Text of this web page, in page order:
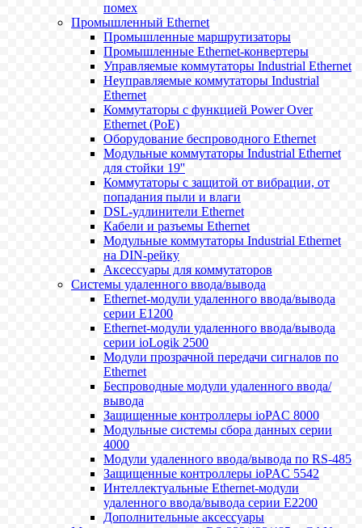
помех
Промышленный Ethernet
Промышленные маршрутизаторы
Промышленные Ethernet-конвертеры
Управляемые коммутаторы Industrial Ethernet
Неуправляемые коммутаторы Industrial
Ethernet
Коммутаторы с функцией Power Over
Ethernet (PoE)
Оборудование беспроводного Ethernet
Модульные коммутаторы Industrial Ethernet
для стойки 19''
Коммутаторы с защитой от вибрации, от
попадания пыли и влаги
DSL-удлинители Ethernet
Кабели и разъемы Ethernet
Модульные коммутаторы Industrial Ethernet
на DIN-рейку
Аксессуары для коммутаторов
Системы удаленного ввода/вывода
Ethernet-модули удаленного ввода/вывода
серии E1200
Ethernet-модули удаленного ввода/вывода
серии ioLogik 2500
Модули прозрачной передачи сигналов по
Ethernet
Беспроводные модули удаленного ввода/
вывода
Защищенные контроллеры ioPAC 8000
Модульные системы сбора данных серии
4000
Модули удаленного ввода/вывода по RS-485
Защищенные контроллеры ioPAC 5542
Интеллектуальные Ethernet-модули
удаленного ввода/вывода серии E2200
Дополнительные аксессуары